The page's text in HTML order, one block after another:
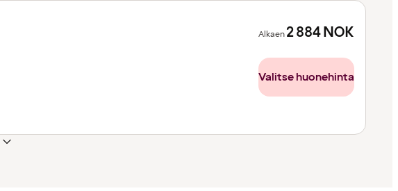
Alkaen2 884NOK
Valitse huonehinta